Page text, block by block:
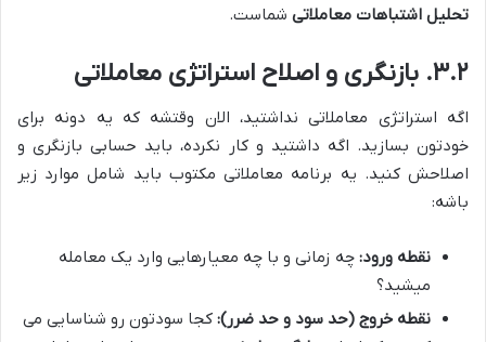
تحلیل اشتباهات معاملاتی شماست.
۳.۲. بازنگری و اصلاح استراتژی معاملاتی
اگه استراتژی معاملاتی نداشتید، الان وقتشه که یه دونه برای
خودتون بسازید. اگه داشتید و کار نکرده، باید حسابی بازنگری و
اصلاحش کنید. یه برنامه معاملاتی مکتوب باید شامل موارد زیر
باشه:
نقطه ورود: چه زمانی و با چه معیارهایی وارد یک معامله
میشید؟
نقطه خروج (حد سود و حد ضرر): کجا سودتون رو شناسایی می